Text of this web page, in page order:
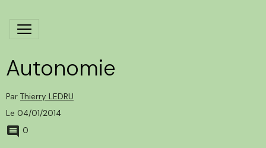
Autonomie
Par Thierry LEDRU
Le 04/01/2014
0